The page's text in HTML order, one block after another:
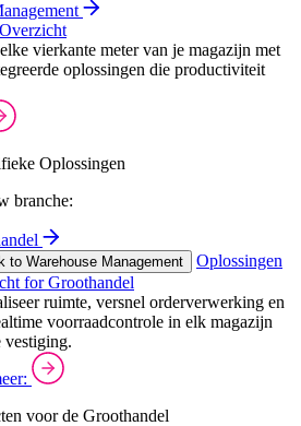
vierkante meter van je magazijn met
oplossingen die productiviteit
Oplossingen
branche:
to Warehouse Management
Oplossingen
for Groothandel
ruimte, versnel orderverwerking en
voorraadcontrole in elk magazijn
vestiging.
voor de Groothandel